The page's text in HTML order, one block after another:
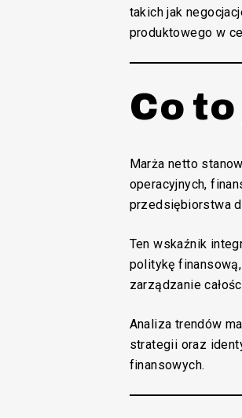
takich jak
produktowego w
Co
Marża netto
operacyjnych,
przedsiębiorstwa
Ten wskaźnik
politykę
zarządzanie
Analiza trendów
strategii oraz
finansowych.